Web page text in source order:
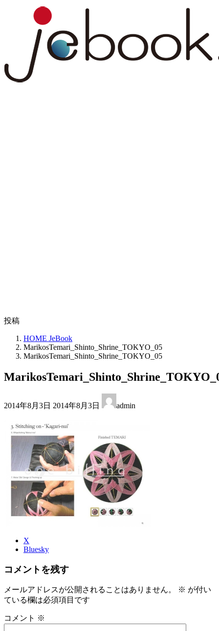
ス
キ
ン
に
投稿
HOME JeBook
MarikosTemari_Shinto_Shrine_TOKYO_05
MarikosTemari_Shinto_Shrine_TOKYO_05
2014年8月3日 終
新
日
時
:
2014年8月3日 admin
X
Bluesky
コメントを残す
メールアドレスが公開されることはありません。 ※ が付い
ている欄は必須項目です
コメント ※